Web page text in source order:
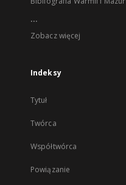
...
Zobacz więcej
Indeksy
Tytuł
Twórca
Współtwórca
Powiązanie